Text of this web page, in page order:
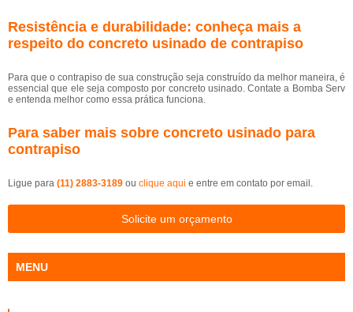
Resistência e durabilidade: conheça mais a
respeito do concreto usinado de contrapiso
Para que o contrapiso de sua construção seja construído da melhor maneira, é
essencial que ele seja composto por concreto usinado. Contate a Bomba Serv
e entenda melhor como essa prática funciona.
Para saber mais sobre concreto usinado para
contrapiso
Ligue para (11) 2883-3189 ou clique aqui e entre em contato por email.
Solicite um orçamento
MENU